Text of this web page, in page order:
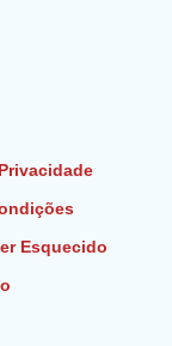
Esquecido